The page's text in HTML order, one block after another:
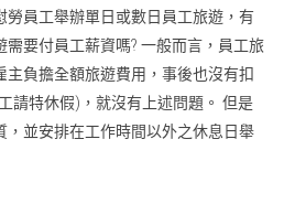
勞員工舉辦單日或數日員工旅遊，有
要付員工薪資嗎? 一般而言，員工旅
負擔全額旅遊費用，事後也沒有扣
請特休假)，就沒有上述問題。 但是
，並安排在工作時間以外之休息日舉